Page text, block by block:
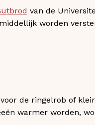
van de
worden
voor de ringelrob of
warmer worden,